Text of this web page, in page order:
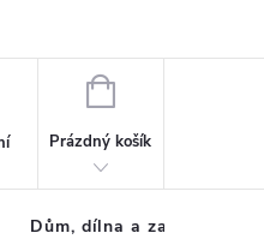
NÁKUPNÍ
Prázdný košík
Dům, dílna a zahrada